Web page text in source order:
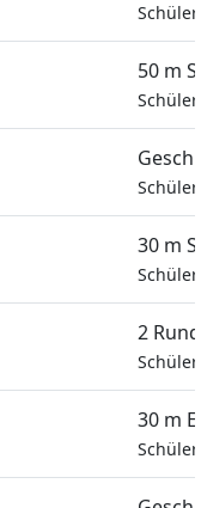
50 m
30 m
2
30 m